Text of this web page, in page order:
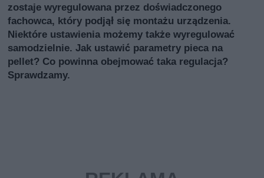
zostaje wyregulowana przez doświadczonego
fachowca, który podjął się montażu urządzenia.
Niektóre ustawienia możemy także wyregulować
samodzielnie. Jak ustawić parametry pieca na
pellet? Co powinna obejmować taka regulacja?
Sprawdzamy.